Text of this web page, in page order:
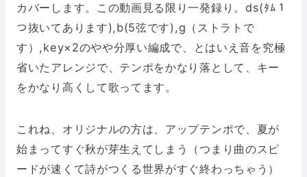
カバーします。この動画見る限り一発録り。ds(ﾀﾑ１
つ抜いてあります),b(5弦です),g（ストラトで
す）,key×2のやや分厚い編成で、とはいえ音を究極
省いたアレンジで、テンポをかなり落として、キー
をかなり高くして歌ってます。
これね、オリジナルの方は、アップテンポで、夏が
始まってすぐ秋が芽生えてしまう（つまり曲のスピ
ードが速くて詩がつくる世界がすぐ終わっちゃう）